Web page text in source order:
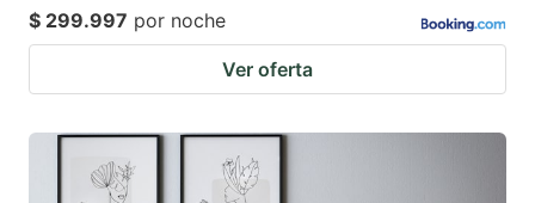
$ 299.997 por noche
Ver oferta